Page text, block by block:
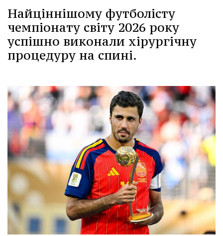
Найціннішому футболісту
чемпіонату світу 2026 року
успішно виконали хірургічну
процедуру на спині.